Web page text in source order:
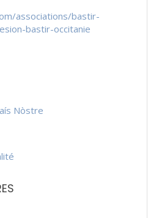
associations/bastir-
bastir-occitanie
Nòstre